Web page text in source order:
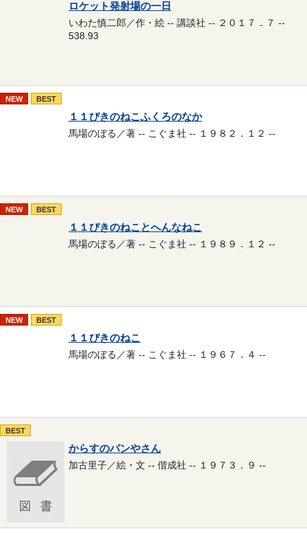
ロケット発射場の一日
いわた慎二郎／作・絵 -- 講談社 -- ２０１７．７ --
538.93
NEW BEST
１１ぴきのねこふくろのなか
馬場のぼる／著 -- こぐま社 -- １９８２．１２ --
NEW BEST
１１ぴきのねことへんなねこ
馬場のぼる／著 -- こぐま社 -- １９８９．１２ --
NEW BEST
１１ぴきのねこ
馬場のぼる／著 -- こぐま社 -- １９６７．４ --
BEST
からすのパンやさん
加古里子／絵・文 -- 偕成社 -- １９７３．９ --